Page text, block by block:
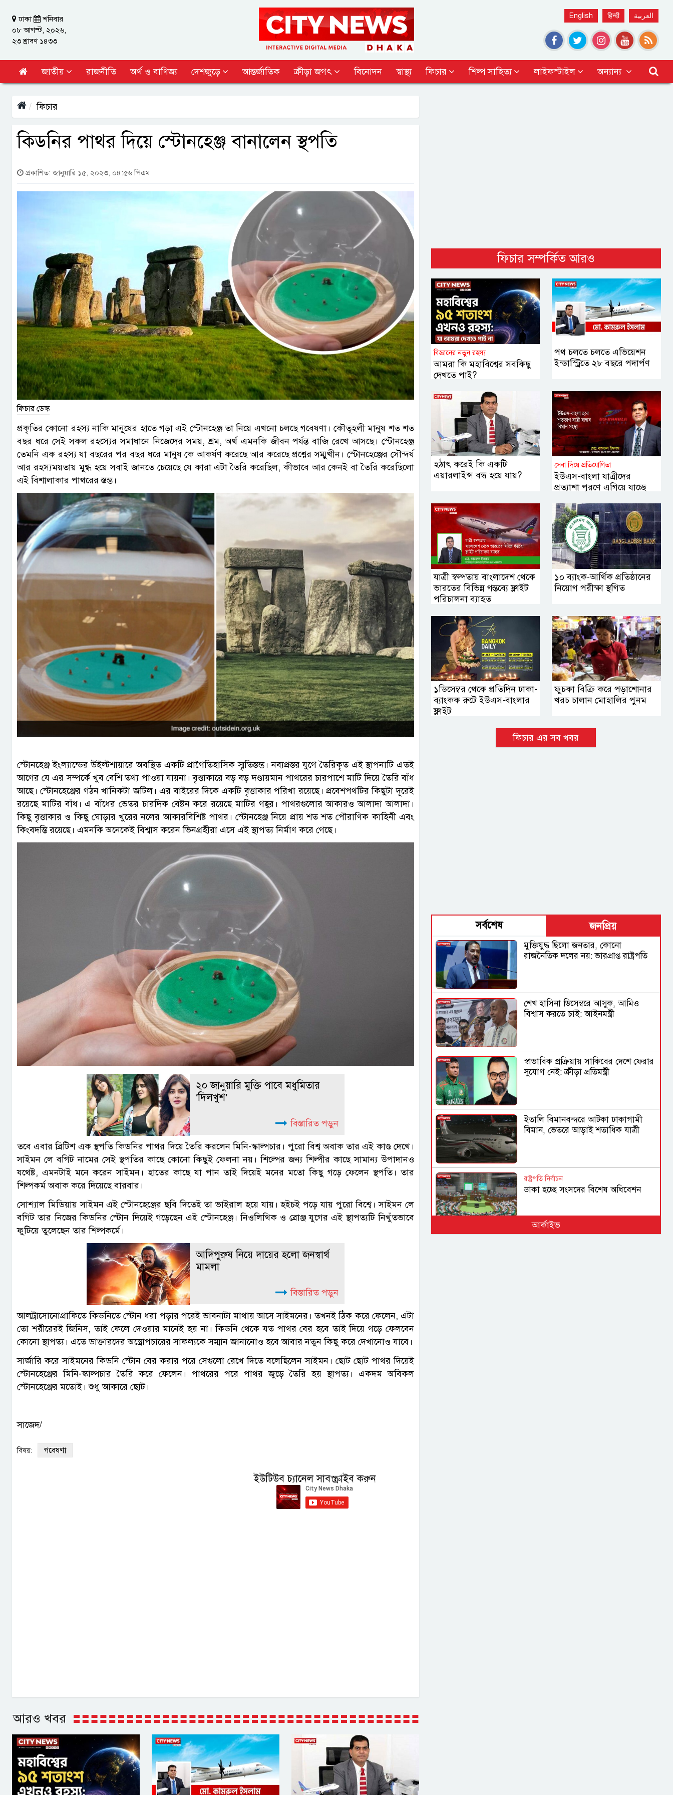
ঢাকা
শনিবার
০৮ আগস্ট, ২০২৬,
২৩ শ্রাবণ ১৪৩৩
English हिन्दी العربية
জাতীয় রাজনীতি অর্থ ও বাণিজ্য দেশজুড়ে আন্তর্জাতিক ক্রীড়া জগৎ বিনোদন স্বাস্থ্য ফিচার শিল্প সাহিত্য লাইফস্টাইল অন্যান্য
ফিচার
কিডনির পাথর দিয়ে স্টোনহেঞ্জ বানালেন স্থপতি
প্রকাশিত: জানুয়ারি ১৫, ২০২৩, ০৪:৫৬ পিএম
ফিচার ডেস্ক
প্রকৃতির কোনো রহস্য নাকি মানুষের হাতে গড়া এই স্টোনহেঞ্জ তা নিয়ে এখনো চলছে গবেষণা। কৌতূহলী মানুষ শত শত
বছর ধরে সেই সকল রহস্যের সমাধানে নিজেদের সময়, শ্রম, অর্থ এমনকি জীবন পর্যন্ত বাজি রেখে আসছে। স্টোনহেঞ্জ
তেমনি এক রহস্য যা বছরের পর বছর ধরে মানুষ কে আকর্ষণ করেছে আর করেছে প্রশ্নের সম্মুখীন। স্টোনহেঞ্জের সৌন্দর্য
আর রহস্যময়তায় মুগ্ধ হয়ে সবাই জানতে চেয়েছে যে কারা এটা তৈরি করেছিল, কীভাবে আর কেনই বা তৈরি করেছিলো
এই বিশালাকার পাথরের স্তম্ভ।
স্টোনহেঞ্জ ইংল্যান্ডের উইল্টশায়ারে অবস্থিত একটি প্রাগৈতিহাসিক স্মৃতিস্তম্ভ। নব্যপ্রস্তর যুগে তৈরিকৃত এই স্থাপনাটি এতই
আগের যে এর সম্পর্কে খুব বেশি তথ্য পাওয়া যায়না। বৃত্তাকারে বড় বড় দণ্ডায়মান পাথরের চারপাশে মাটি দিয়ে তৈরি বাঁধ
আছে। স্টোনহেঞ্জের গঠন খানিকটা জটিল। এর বাইরের দিকে একটি বৃত্তাকার পরিখা রয়েছে। প্রবেশপথটির কিছুটা দূরেই
রয়েছে মাটির বাঁধ। এ বাঁধের ভেতর চারদিক বেষ্টন করে রয়েছে মাটির গহ্বর। পাথরগুলোর আকারও আলাদা আলাদা।
কিছু বৃত্তাকার ও কিছু ঘোড়ার খুরের নলের আকারবিশিষ্ট পাথর। স্টোনহেঞ্জ নিয়ে প্রায় শত শত পৌরাণিক কাহিনী এবং
কিংবদন্তি রয়েছে। এমনকি অনেকেই বিশ্বাস করেন ভিনগ্রহীরা এসে এই স্থাপত্য নির্মাণ করে গেছে।
২০ জানুয়ারি মুক্তি পাবে মধুমিতার
‘দিলখুশ’
বিস্তারিত পড়ুন
তবে এবার ব্রিটিশ এক স্থপতি কিডনির পাথর দিয়ে তৈরি করলেন মিনি-স্কাল্পচার। পুরো বিশ্ব অবাক তার এই কাণ্ড দেখে।
সাইমন লে বগিট নামের সেই স্থপতির কাছে কোনো কিছুই ফেলনা নয়। শিল্পের জন্য শিল্পীর কাছে সামান্য উপাদানও
যথেষ্ট, এমনটাই মনে করেন সাইমন। হাতের কাছে যা পান তাই দিয়েই মনের মতো কিছু গড়ে ফেলেন স্থপতি। তার
শিল্পকর্ম অবাক করে দিয়েছে বারবার।
সোশ্যাল মিডিয়ায় সাইমন এই স্টোনহেঞ্জের ছবি দিতেই তা ভাইরাল হয়ে যায়। হইচই পড়ে যায় পুরো বিশ্বে। সাইমন লে
বগিট তার নিজের কিডনির স্টোন দিয়েই গড়েছেন এই স্টোনহেঞ্জ। নিওলিথিক ও ব্রোঞ্জ যুগের এই স্থাপত্যটি নিখুঁতভাবে
ফুটিয়ে তুলেছেন তার শিল্পকর্মে।
আদিপুরুষ নিয়ে দায়ের হলো জনস্বার্থ
মামলা
বিস্তারিত পড়ুন
আলট্রাসোনোগ্রাফিতে কিডনিতে স্টোন ধরা পড়ার পরেই ভাবনাটা মাথায় আসে সাইমনের। তখনই ঠিক করে ফেলেন, এটা
তো শরীরেরই জিনিস, তাই ফেলে দেওয়ার মানেই হয় না। কিডনি থেকে যত পাথর বের হবে তাই দিয়ে গড়ে ফেলবেন
কোনো স্থাপত্য। এতে ডাক্তারদের অস্ত্রোপচারের সাফল্যকে সম্মান জানানোও হবে আবার নতুন কিছু করে দেখানোও যাবে।
সার্জারি করে সাইমনের কিডনি স্টোন বের করার পরে সেগুলো রেখে দিতে বলেছিলেন সাইমন। ছোট ছোট পাথর দিয়েই
স্টোনহেঞ্জের মিনি-স্কাল্পচার তৈরি করে ফেলেন। পাথরের পরে পাথর জুড়ে তৈরি হয় স্থাপত্য। একদম অবিকল
স্টোনহেঞ্জের মতোই। শুধু আকারে ছোট।
সাজেদ/
বিষয়: গবেষণা
ইউটিউব চ্যানেল সাবস্ক্রাইব করুন
আরও খবর
ফিচার সম্পর্কিত আরও
বিজ্ঞানের নতুন রহস্য
আমরা কি মহাবিশ্বের সবকিছু
দেখতে পাই?
পথ চলতে চলতে এভিয়েশন
ইন্ডাস্ট্রিতে ২৮ বছরে পদার্পণ
হঠাৎ করেই কি একটি
এয়ারলাইন্স বন্ধ হয়ে যায়?
সেবা দিয়ে প্রতিযোগিতা
ইউএস-বাংলা যাত্রীদের
প্রত্যাশা পূরণে এগিয়ে যাচ্ছে
যাত্রী স্বল্পতায় বাংলাদেশ থেকে
ভারতের বিভিন্ন গন্তব্যে ফ্লাইট
পরিচালনা ব্যাহত
১০ ব্যাংক-আর্থিক প্রতিষ্ঠানের
নিয়োগ পরীক্ষা স্থগিত
১ডিসেম্বর থেকে প্রতিদিন ঢাকা-
ব্যাংকক রুটে ইউএস-বাংলার
ফ্লাইট
ফুচকা বিক্রি করে পড়াশোনার
খরচ চালান মোহালির পুনম
ফিচার এর সব খবর
সর্বশেষ জনপ্রিয়
মুক্তিযুদ্ধ ছিলো জনতার, কোনো
রাজনৈতিক দলের নয়: ভারপ্রাপ্ত রাষ্ট্রপতি
শেখ হাসিনা ডিসেম্বরে আসুক, আমিও
বিশ্বাস করতে চাই: আইনমন্ত্রী
স্বাভাবিক প্রক্রিয়ায় সাকিবের দেশে ফেরার
সুযোগ নেই: ক্রীড়া প্রতিমন্ত্রী
ইতালি বিমানবন্দরে আটকা ঢাকাগামী
বিমান, ভেতরে আড়াই শতাধিক যাত্রী
রাষ্ট্রপতি নির্বাচন
ডাকা হচ্ছে সংসদের বিশেষ অধিবেশন
হামের উপসর্গে আরও ৩ জনের মৃত্যু,
আর্কাইভ